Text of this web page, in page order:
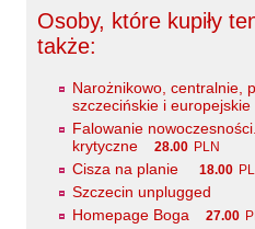
Lisowski Krzysztof
Maciejewski Krzysztof
Maj Marek
Majzel Tomasz
Malzahn Miłka O.
Masłowiecka Agnieszka
Maślanek Jarosław
Osoby, które kupiły
także:
Narożnikowo, centralnie,
szczecińskie i europejskie
Falowanie
krytyczne
28.00 PLN
Cisza na planie 18.00
Szczecin unplugged
Homepage Boga
27.00